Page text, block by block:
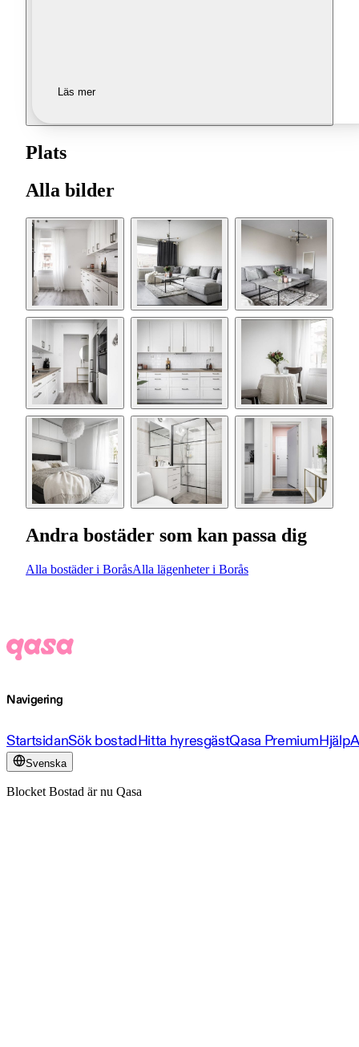
Läs mer
Plats
Alla bilder
Andra bostäder som kan passa dig
Alla bostäder i BoråsAlla lägenheter i Borås
Navigering
StartsidanSök bostadHitta hyresgästQasa PremiumHjälp
Svenska
Blocket Bostad är nu Qasa